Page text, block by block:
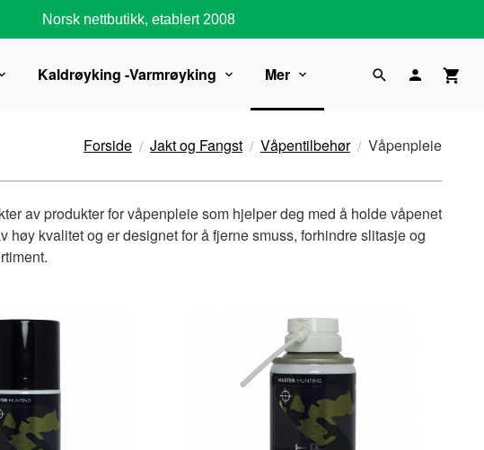
Norsk nettbutikk, etablert 2008
Kaldrøyking -Varmrøyking Mer
Forside Jakt og Fangst Våpentilbehør Våpenpleie
av produkter for våpenpleie som hjelper deg med å holde våpenet
kvalitet og er designet for å fjerne smuss, forhindre slitasje og